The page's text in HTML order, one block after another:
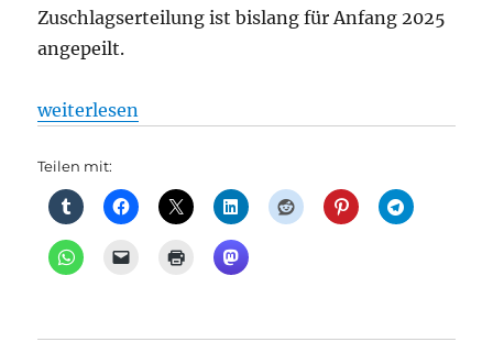
Zuschlagserteilung ist bislang für Anfang 2025
angepeilt.
„S-Bahn-Ausschreibung verzögert sich wieder:
weiterlesen
Teilen mit: